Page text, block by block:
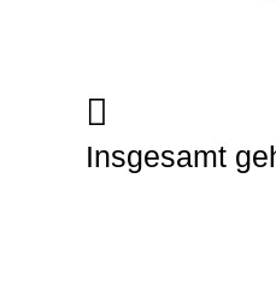
Insgesamt